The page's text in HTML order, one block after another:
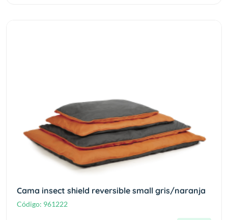
Cama insect shield reversible small gris/naranja
Código: 961222